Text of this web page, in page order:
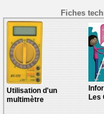
Fiches
Utilisation d'un
multimètre
Les